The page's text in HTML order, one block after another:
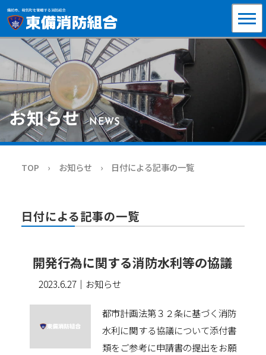
お知らせ NEWS
TOP お知らせ 日付による記事の一覧
日付による記事の一覧
開発行為に関する消防水利等の協議
2023.6.27｜お知らせ
都市計画法第３２条に基づく消防
水利に関する協議について添付書
類をご参考に申請書の提出をお願